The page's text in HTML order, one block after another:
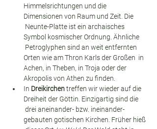
Himmelsrichtungen und die
Dimensionen von Raum und Zeit. Die
Neunte-Platte ist ein archaisches
Symbol kosmischer Ordnung. Ähnliche
Petroglyphen sind an weit entfernten
Orten wie am Thron Karls der Großen  in
Achen, in Theben, in Troja oder der
Akropolis von Athen zu finden.
In Dreikirchen treffen wir wieder auf die
Dreiheit der Göttin. Einzigartig sind die
drei aneinander- bzw. ineinander-
gebauten gotischen Kirchen. Früher hieß